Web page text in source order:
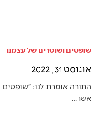
שופטים ושוטרים של עצמנו
אוגוסט 31, 2022
התורה אומרת לנו: ״שופטים
אשר…